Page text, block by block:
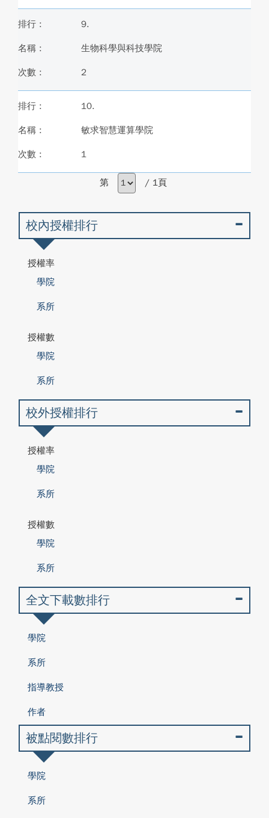
9.
生物科學與科技學院
2
10.
敏求智慧運算學院
1
第 / 1頁
校內授權排行
授權率
學院
系所
授權數
學院
系所
校外授權排行
授權率
學院
系所
授權數
學院
系所
全文下載數排行
學院
系所
指導教授
作者
被點閱數排行
學院
系所